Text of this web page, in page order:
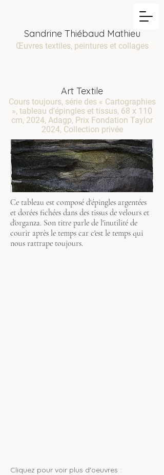
Sandrine Thiébaud Mathieu
Œuvres textiles, peintures et collages
Art Textile
Cours toujours, série des « Cartographies
», tableau d'épingles et tissus, 68 x 110
cm, 2024, Adagp, Prix Fondation Taylor
2024, Collection privée
Ce tableau est composé d'épingles argentées
et dorées fichées dans des tissus de velours et
d'organza. Son titre parle de l'inutilité de
courir après le temps car c'est le temps qui
nous rattrape toujours.
Cliquez pour voir plus d'oeuvres :